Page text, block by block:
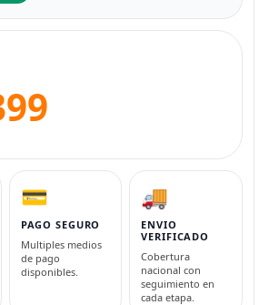
💳
PAGO SEGURO
Multiples medios
de pago
disponibles.
🚚
ENVIO
VERIFICADO
Cobertura
nacional con
seguimiento en
cada etapa.